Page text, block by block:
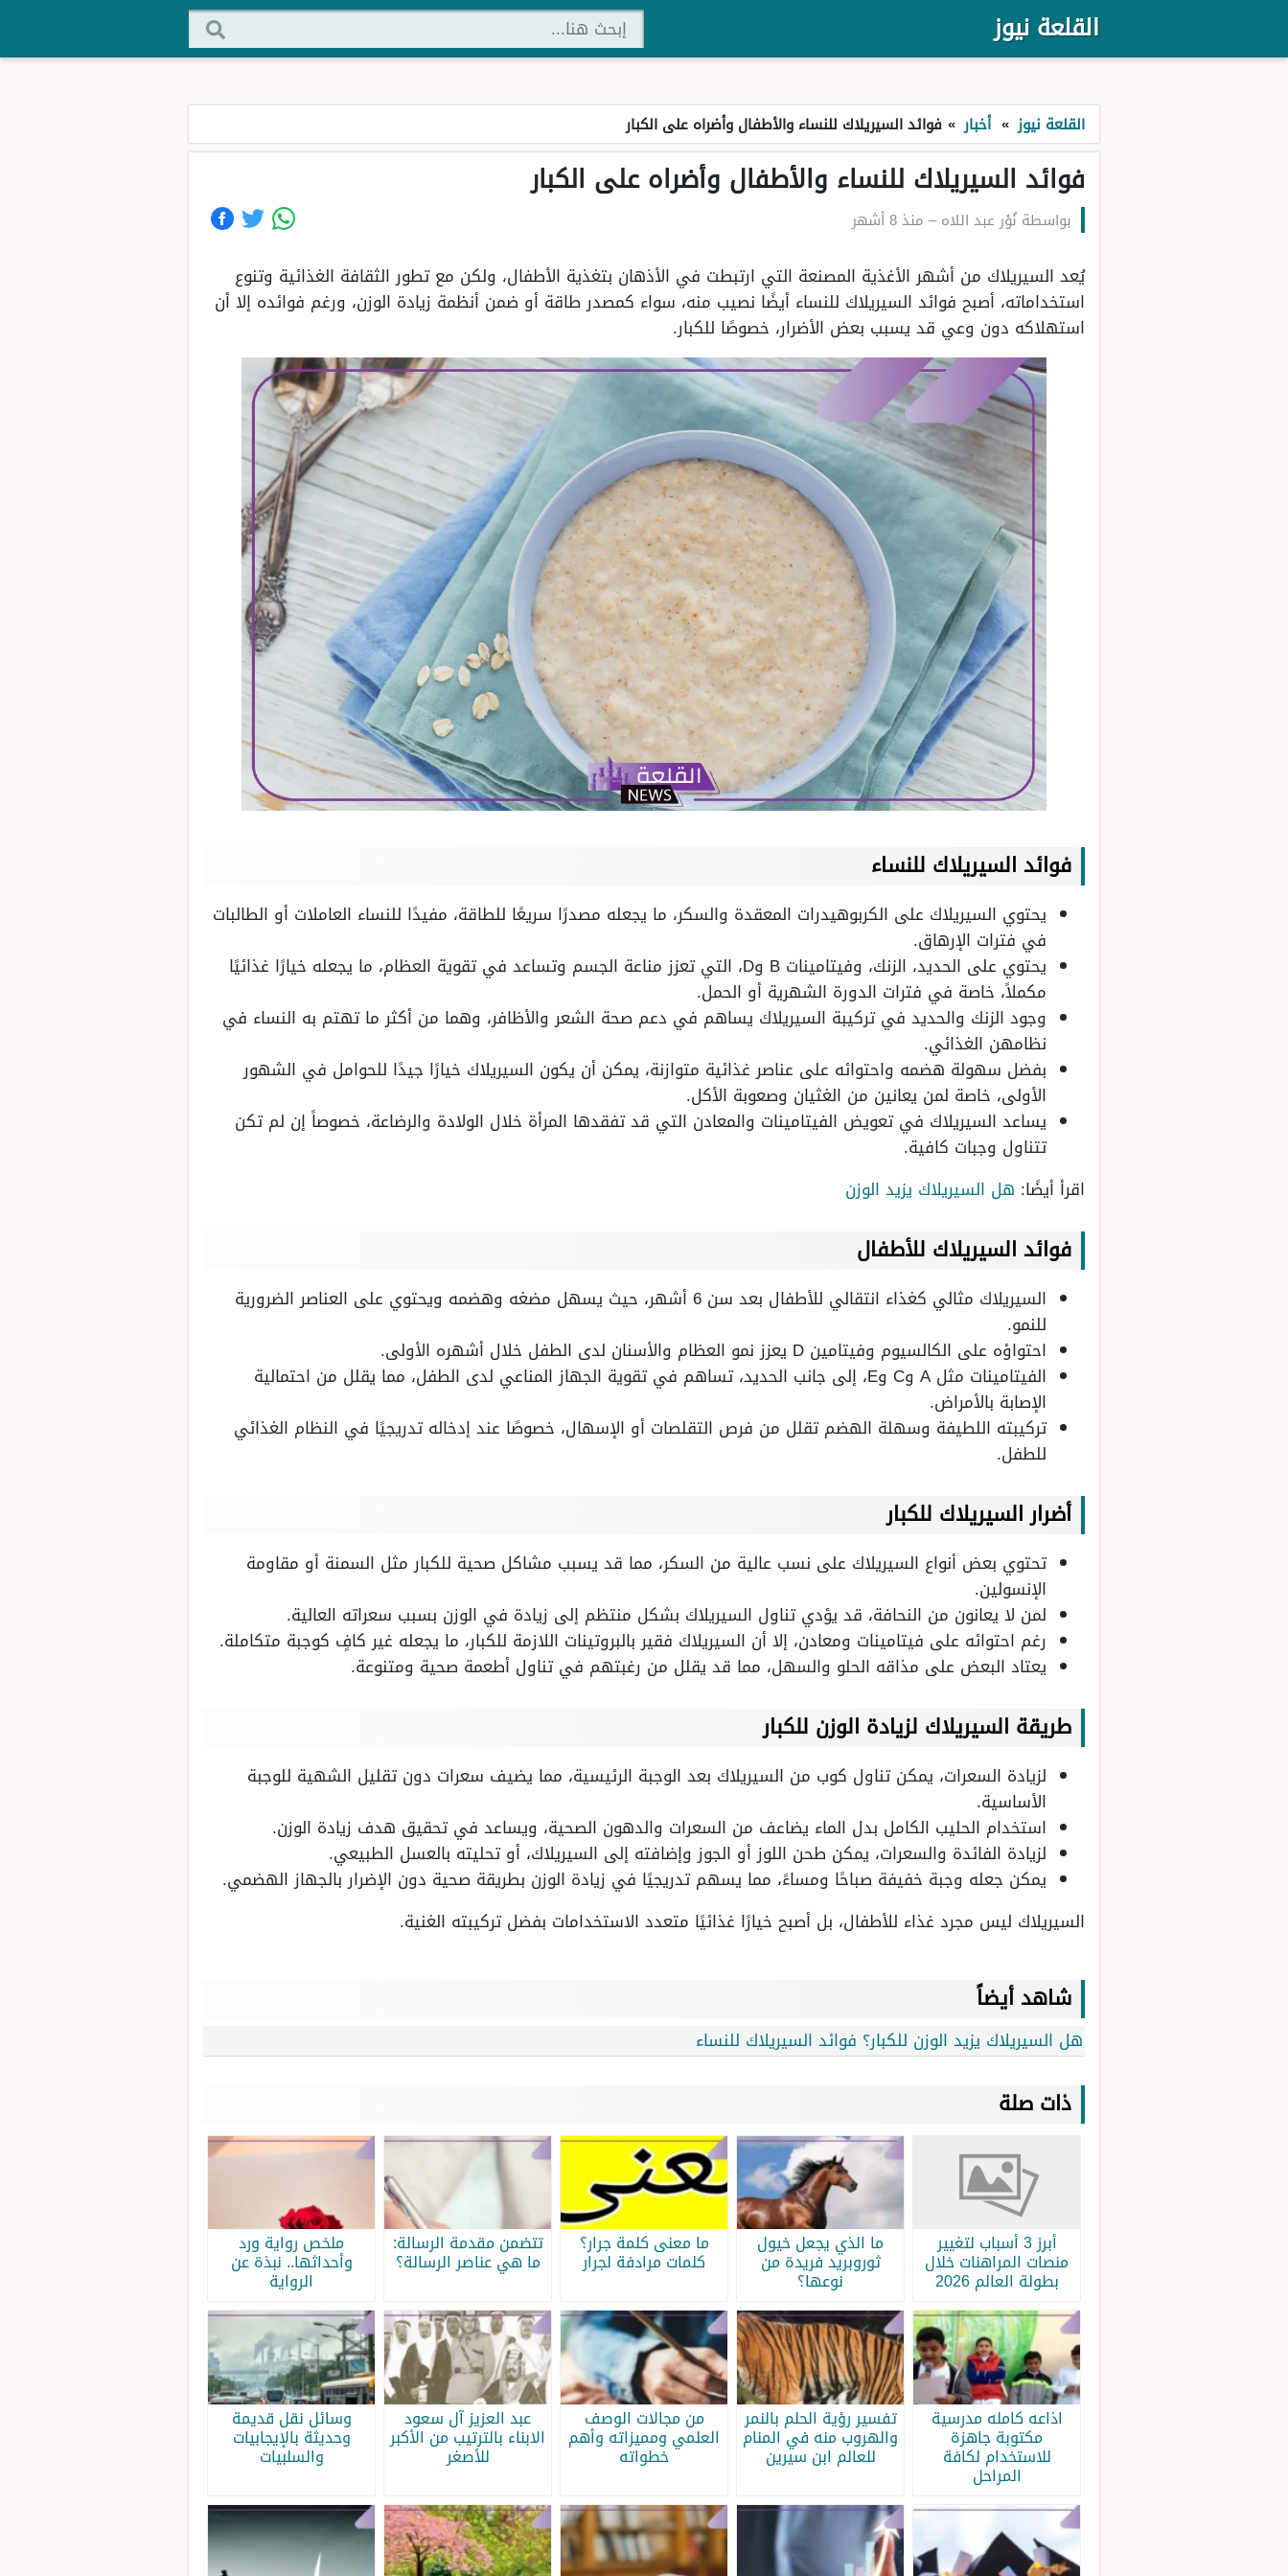
القلعة نيوز
القلعة نيوز » أخبار » فوائد السيريلاك للنساء والأطفال وأضراه على الكبار
فوائد السيريلاك للنساء والأطفال وأضراه على الكبار
بواسطة نُوْر عبد اللاه– منذ 8 أشهر
يُعد السيريلاك من أشهر الأغذية المصنعة التي ارتبطت في الأذهان بتغذية الأطفال، ولكن مع تطور الثقافة الغذائية وتنوع
استخداماته، أصبح فوائد السيريلاك للنساء أيضًا نصيب منه، سواء كمصدر طاقة أو ضمن أنظمة زيادة الوزن، ورغم فوائده إلا أن
استهلاكه دون وعي قد يسبب بعض الأضرار، خصوصًا للكبار.
فوائد السيريلاك للنساء
يحتوي السيريلاك على الكربوهيدرات المعقدة والسكر، ما يجعله مصدرًا سريعًا للطاقة، مفيدًا للنساء العاملات أو الطالبات
في فترات الإرهاق.
يحتوي على الحديد، الزنك، وفيتامينات B وD، التي تعزز مناعة الجسم وتساعد في تقوية العظام، ما يجعله خيارًا غذائيًا
مكملاً، خاصة في فترات الدورة الشهرية أو الحمل.
وجود الزنك والحديد في تركيبة السيريلاك يساهم في دعم صحة الشعر والأظافر، وهما من أكثر ما تهتم به النساء في
نظامهن الغذائي.
بفضل سهولة هضمه واحتوائه على عناصر غذائية متوازنة، يمكن أن يكون السيريلاك خيارًا جيدًا للحوامل في الشهور
الأولى، خاصة لمن يعانين من الغثيان وصعوبة الأكل.
يساعد السيريلاك في تعويض الفيتامينات والمعادن التي قد تفقدها المرأة خلال الولادة والرضاعة، خصوصاً إن لم تكن
تتناول وجبات كافية.
اقرأ أيضًا: هل السيريلاك يزيد الوزن
فوائد السيريلاك للأطفال
السيريلاك مثالي كغذاء انتقالي للأطفال بعد سن 6 أشهر، حيث يسهل مضغه وهضمه ويحتوي على العناصر الضرورية
للنمو.
احتواؤه على الكالسيوم وفيتامين D يعزز نمو العظام والأسنان لدى الطفل خلال أشهره الأولى.
الفيتامينات مثل A وC وE، إلى جانب الحديد، تساهم في تقوية الجهاز المناعي لدى الطفل، مما يقلل من احتمالية
الإصابة بالأمراض.
تركيبته اللطيفة وسهلة الهضم تقلل من فرص التقلصات أو الإسهال، خصوصًا عند إدخاله تدريجيًا في النظام الغذائي
للطفل.
أضرار السيريلاك للكبار
تحتوي بعض أنواع السيريلاك على نسب عالية من السكر، مما قد يسبب مشاكل صحية للكبار مثل السمنة أو مقاومة
الإنسولين.
لمن لا يعانون من النحافة، قد يؤدي تناول السيريلاك بشكل منتظم إلى زيادة في الوزن بسبب سعراته العالية.
رغم احتوائه على فيتامينات ومعادن، إلا أن السيريلاك فقير بالبروتينات اللازمة للكبار، ما يجعله غير كافٍ كوجبة متكاملة.
يعتاد البعض على مذاقه الحلو والسهل، مما قد يقلل من رغبتهم في تناول أطعمة صحية ومتنوعة.
طريقة السيريلاك لزيادة الوزن للكبار
لزيادة السعرات، يمكن تناول كوب من السيريلاك بعد الوجبة الرئيسية، مما يضيف سعرات دون تقليل الشهية للوجبة
الأساسية.
استخدام الحليب الكامل بدل الماء يضاعف من السعرات والدهون الصحية، ويساعد في تحقيق هدف زيادة الوزن.
لزيادة الفائدة والسعرات، يمكن طحن اللوز أو الجوز وإضافته إلى السيريلاك، أو تحليته بالعسل الطبيعي.
يمكن جعله وجبة خفيفة صباحًا ومساءً، مما يسهم تدريجيًا في زيادة الوزن بطريقة صحية دون الإضرار بالجهاز الهضمي.
السيريلاك ليس مجرد غذاء للأطفال، بل أصبح خيارًا غذائيًا متعدد الاستخدامات بفضل تركيبته الغنية.
شاهد أيضاً
هل السيريلاك يزيد الوزن للكبار؟ فوائد السيريلاك للنساء
ذات صلة
أبرز 3 أسباب لتغيير
منصات المراهنات خلال
بطولة العالم 2026
ما الذي يجعل خيول
ثوروبريد فريدة من
نوعها؟
ما معنى كلمة جرار؟
كلمات مرادفة لجرار
تتضمن مقدمة الرسالة:
ما هي عناصر الرسالة؟
ملخص رواية ورد
وأحداثها.. نبذة عن
الرواية
اذاعه كامله مدرسية
مكتوبة جاهزة
للاستخدام لكافة
المراحل
تفسير رؤية الحلم بالنمر
والهروب منه في المنام
للعالم ابن سيرين
من مجالات الوصف
العلمي ومميزاته وأهم
خطواته
عبد العزيز آل سعود
الابناء بالترتيب من الأكبر
للأصغر
وسائل نقل قديمة
وحديثة بالإيجابيات
والسلبيات